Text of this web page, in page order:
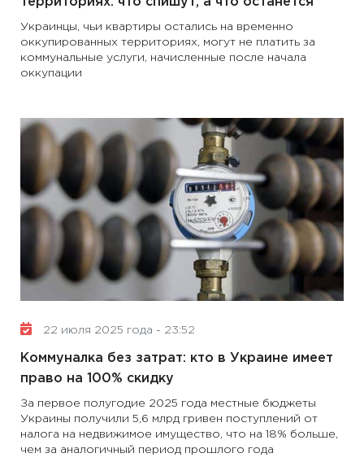
Украинцы, чьи квартиры остались на временно
оккупированных территориях, могут не платить за
коммунальные услуги, начисленные после начала
оккупации
22 июля 2025 года - 23:52
Коммуналка без затрат: кто в Украине имеет
право на 100% скидку
За первое полугодие 2025 года местные бюджеты
Украины получили 5,6 млрд гривен поступлений от
налога на недвижимое имущество, что на 18% больше,
чем за аналогичный период прошлого года